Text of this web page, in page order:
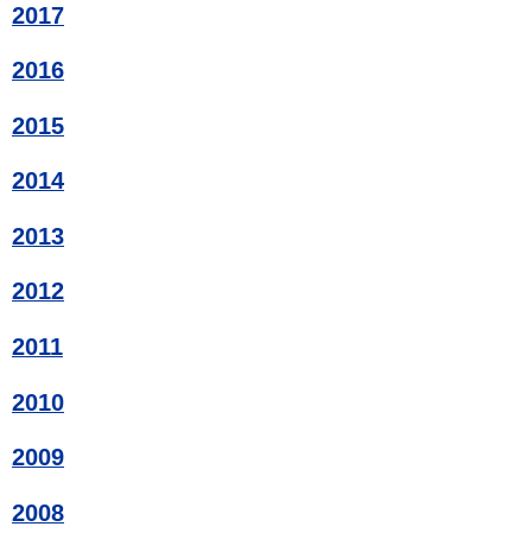
2017
2016
2015
2014
2013
2012
2011
2010
2009
2008